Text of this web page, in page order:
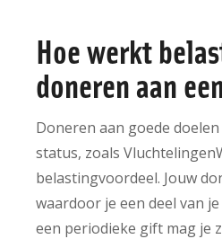
Hoe werkt
doneren aan
Doneren aan goede
status, zoals
belastingvoordeel. Jouw
waardoor je een deel van
een periodieke gift mag je